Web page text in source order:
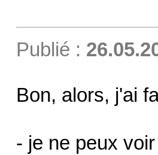
Publié :
Bon, alors, j'ai
- je ne peux